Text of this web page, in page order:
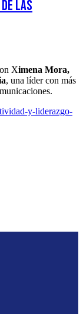
las
Ximena Mora,
, una líder con más
y-liderazgo-